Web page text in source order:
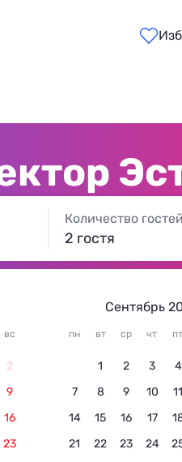
вс
2
9
16
23
Сентябрь
пн вт ср чт пт
1 2 3 4
7
8 9 10 11
14
15 16 17
21
22 23 24
Количество гостей
2 гостя
Садке
недорого в 2026: цены
сайте